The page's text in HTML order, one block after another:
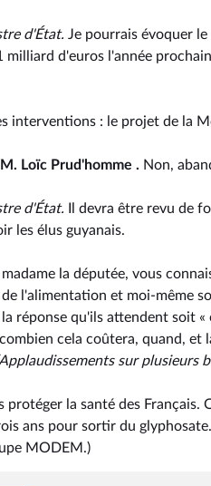
d'État. Je pourrais évoquer
milliard d'euros l'année
interventions : le projet de la
Loïc Prud'homme . Non,
d'État.
Il devra être revu de
les élus guyanais.
la députée, vous
l'alimentation et moi-même
réponse qu'ils attendent soit
cela coûtera, quand,
sur plusieurs
protéger la santé des
ans pour sortir du
MODEM.)